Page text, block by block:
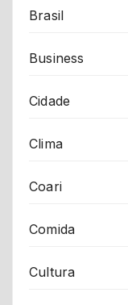
Brasil
Business
Cidade
Clima
Coari
Comida
Cultura